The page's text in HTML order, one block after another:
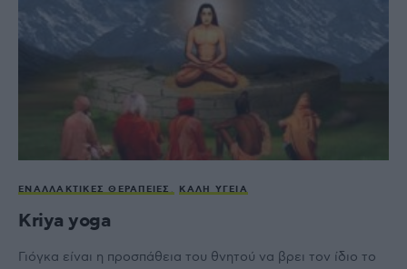
ΕΝΑΛΛΑΚΤΙΚΈΣ ΘΕΡΑΠΕΊΕΣ ΚΑΛΉ ΥΓΕΊΑ
Kriya yoga
Γιόγκα είναι η προσπάθεια του θνητού να βρει τον ίδιο το